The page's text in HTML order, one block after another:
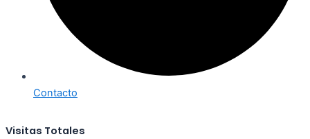
Contacto
Visitas Totales